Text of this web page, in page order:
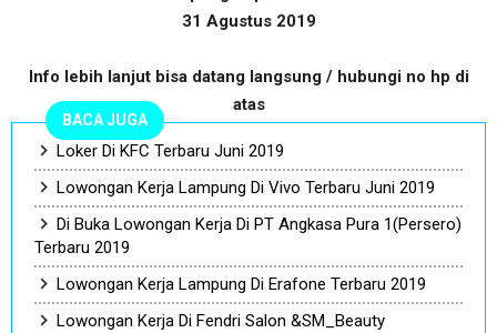
31 Agustus 2019
Info lebih lanjut bisa datang langsung / hubungi no hp di
atas
BACA JUGA
Loker Di KFC Terbaru Juni 2019
Lowongan Kerja Lampung Di Vivo Terbaru Juni 2019
Di Buka Lowongan Kerja Di PT Angkasa Pura 1(Persero)
Terbaru 2019
Lowongan Kerja Lampung Di Erafone Terbaru 2019
Lowongan Kerja Di Fendri Salon &SM_Beauty